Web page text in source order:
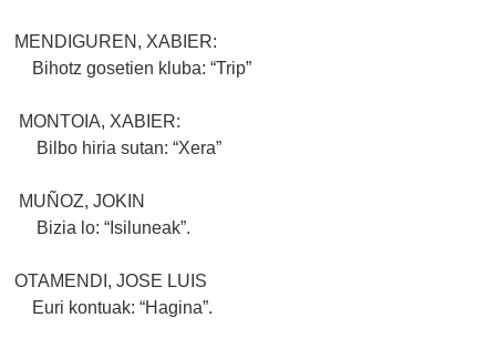
MENDIGUREN, XABIER:
Bihotz gosetien kluba: “Trip”
MONTOIA, XABIER:
Bilbo hiria sutan: “Xera”
MUÑOZ, JOKIN
Bizia lo: “Isiluneak”.
OTAMENDI, JOSE LUIS
Euri kontuak: “Hagina”.